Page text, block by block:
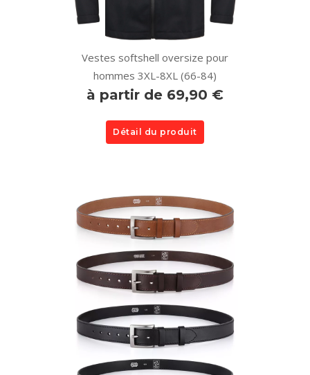
Vestes softshell oversize pour
hommes 3XL-8XL (66-84)
à partir de 69,90 €
Détail du produit